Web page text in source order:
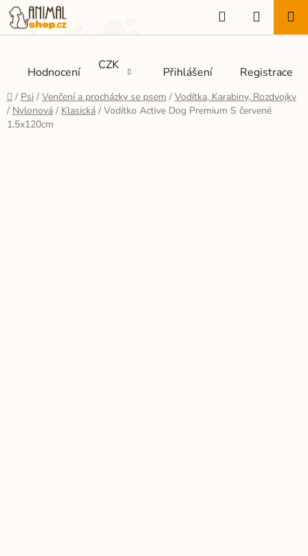
Přejít
na
obsah
Hodnocení CZK Přihlášení Registrace
Hledat
KOŠÍK
Domů
/ Psi / Venčení a procházky se psem / Vodítka, Karabiny, Rozdvojky
/ Nylonová / Klasická / Vodítko Active Dog Premium S červené
1,5x120cm